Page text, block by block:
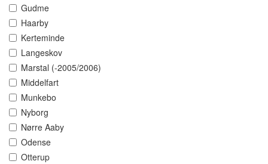
Gudme
Haarby
Kerteminde
Langeskov
Marstal (-2005/2006)
Middelfart
Munkebo
Nyborg
Nørre Aaby
Odense
Otterup